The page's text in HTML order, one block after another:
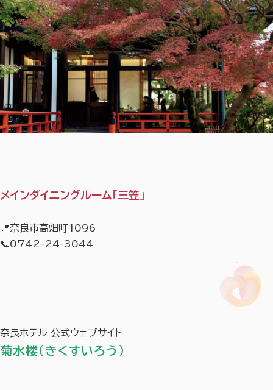
メインダイニングルーム「三笠」
📍奈良市高畑町1096
📞0742-24-3044
奈良ホテル 公式ウェブサイト
菊水楼（きくすいろう）